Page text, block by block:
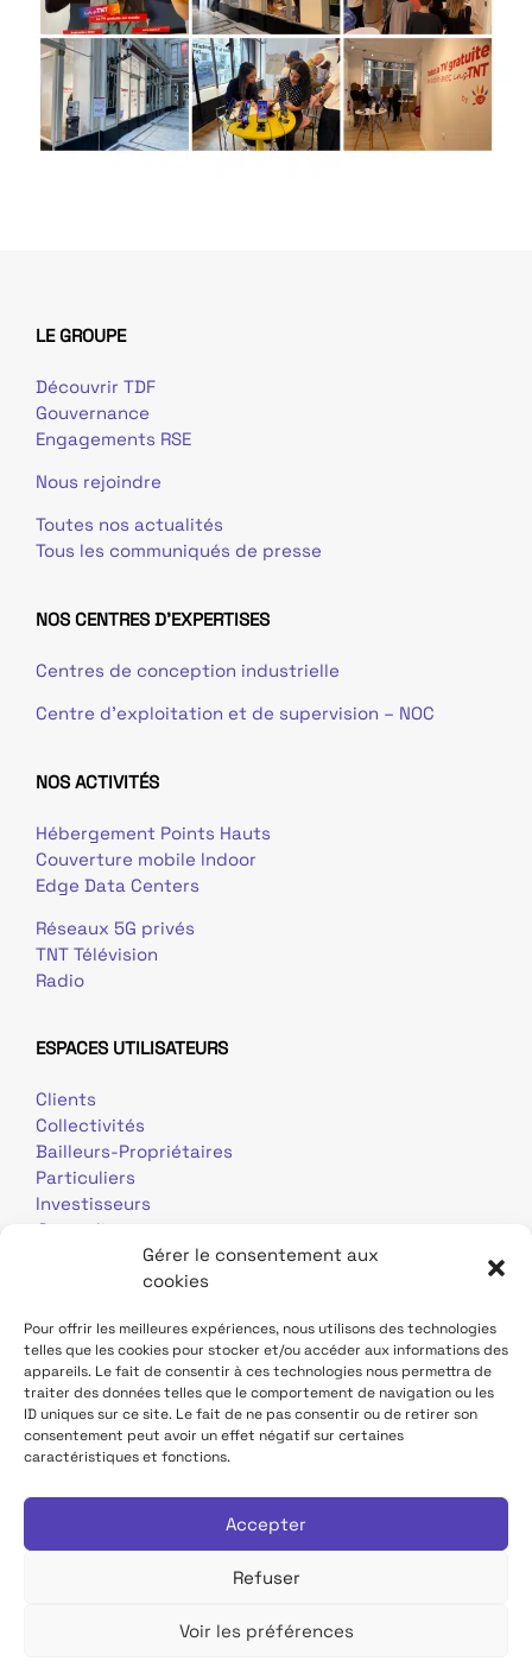
Gérer le consentement aux
cookies
Pour offrir les meilleures expériences, nous utilisons des technologies
telles que les cookies pour stocker et/ou accéder aux informations des
appareils. Le fait de consentir à ces technologies nous permettra de
traiter des données telles que le comportement de navigation ou les
ID uniques sur ce site. Le fait de ne pas consentir ou de retirer son
consentement peut avoir un effet négatif sur certaines
caractéristiques et fonctions.
Accepter
Refuser
Voir les préférences
LE GROUPE
Découvrir TDF
Gouvernance
Engagements RSE
Nous rejoindre
Toutes nos actualités
Tous les communiqués de presse
NOS CENTRES D'EXPERTISES
Centres de conception industrielle
Centre d’exploitation et de supervision – NOC
NOS ACTIVITÉS
Hébergement Points Hauts
Couverture mobile Indoor
Edge Data Centers
Réseaux 5G privés
TNT Télévision
Radio
ESPACES UTILISATEURS
Clients
Collectivités
Bailleurs-Propriétaires
Particuliers
Investisseurs
Journalistes
Mentions légales Données personnelles
Contact Site TDF Infrastructure
Déclaration d'accessibilité